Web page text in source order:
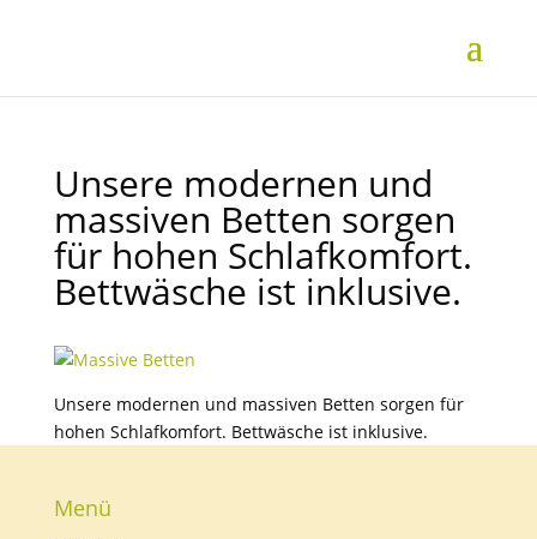
Unsere modernen und
massiven Betten sorgen
für hohen Schlafkomfort.
Bettwäsche ist inklusive.
Unsere modernen und massiven Betten sorgen für
hohen Schlafkomfort. Bettwäsche ist inklusive.
Menü